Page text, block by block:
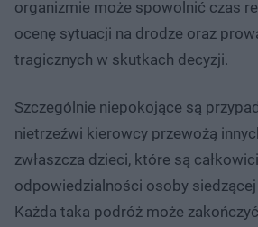
organizmie może spowolnić czas
ocenę sytuacji na drodze oraz
tragicznych w skutkach decyzji.
Szczególnie niepokojące są
nietrzeźwi kierowcy przewożą
zwłaszcza dzieci, które są
odpowiedzialności osoby
Każda taka podróż może